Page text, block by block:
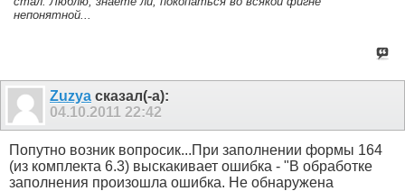
непонятной...
Zuzya сказал(-а):
04.10.2011 22:42
Попутно возник вопросик...При заполнении формы 164
(из комплекта 6.3) выскакивает ошибка - "В обработке
заполнения произошла ошибка. Не обнаружена